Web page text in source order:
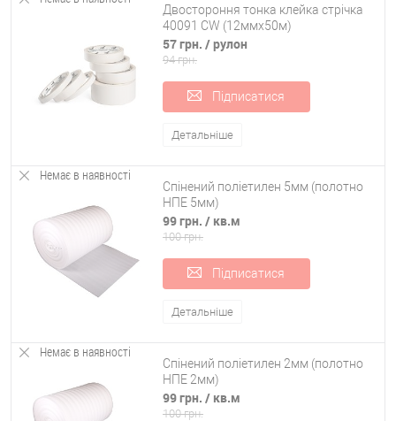
Двостороння тонка клейка стрічка
40091 CW (12ммx50м)
57 грн. / рулон
94 грн.
Підписатися
Детальніше
Немає в наявності
Спінений поліетилен 5мм (полотно
НПЕ 5мм)
99 грн. / кв.м
100 грн.
Підписатися
Детальніше
Немає в наявності
Спінений поліетилен 2мм (полотно
НПЕ 2мм)
99 грн. / кв.м
100 грн.